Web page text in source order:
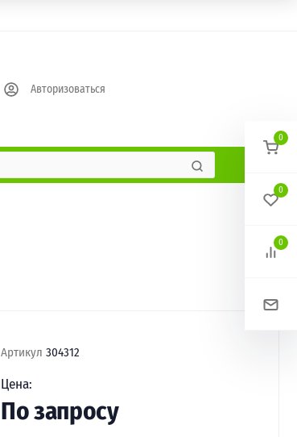
Авторизоваться
Артикул 304312
Цена:
По запросу
0
0
0